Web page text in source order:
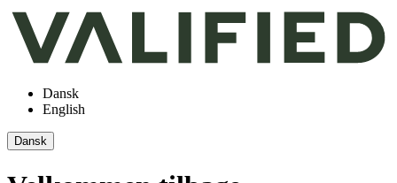
Dansk
English
Dansk